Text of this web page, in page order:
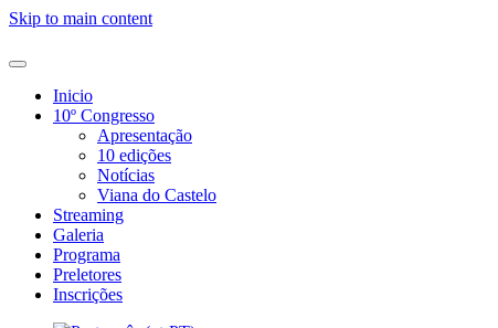
Skip to main content
Inicio
10º Congresso
Apresentação
10 edições
Notícias
Viana do Castelo
Streaming
Galeria
Programa
Preletores
Inscrições